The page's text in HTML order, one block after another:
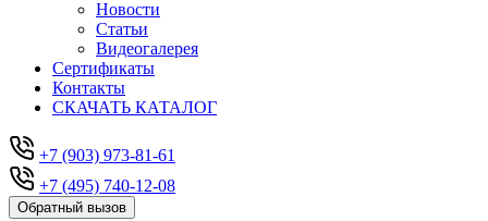
Новости
Статьи
Видеогалерея
Сертификаты
Контакты
СКАЧАТЬ КАТАЛОГ
+7 (903) 973-81-61
+7 (495) 740-12-08
Обратный вызов